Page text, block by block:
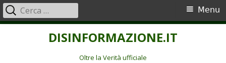
DISINFORMAZIONE.IT
Oltre la Verità ufficiale
Menu
principale
Menu
Ricerca
per: